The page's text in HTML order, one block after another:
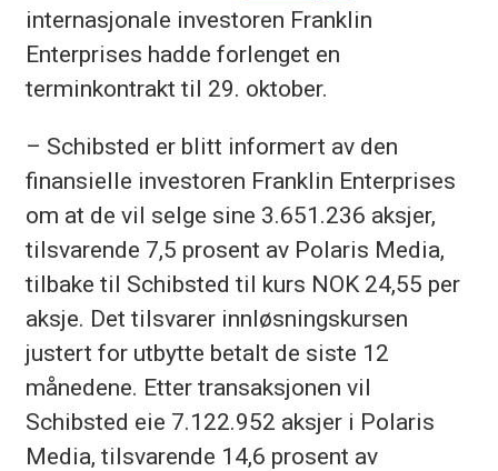
internasjonale investoren Franklin
Enterprises hadde forlenget en
terminkontrakt til 29. oktober.
– Schibsted er blitt informert av den
finansielle investoren Franklin Enterprises
om at de vil selge sine 3.651.236 aksjer,
tilsvarende 7,5 prosent av Polaris Media,
tilbake til Schibsted til kurs NOK 24,55 per
aksje. Det tilsvarer innløsningskursen
justert for utbytte betalt de siste 12
månedene. Etter transaksjonen vil
Schibsted eie 7.122.952 aksjer i Polaris
Media, tilsvarende 14,6 prosent av